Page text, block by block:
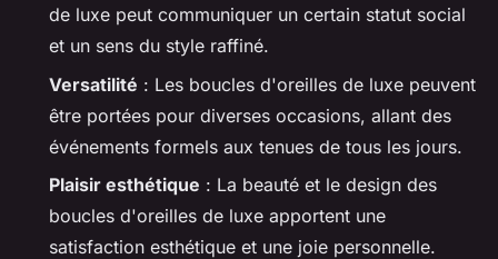
de luxe peut communiquer un certain statut social
et un sens du style raffiné.
Versatilité : Les boucles d'oreilles de luxe peuvent
être portées pour diverses occasions, allant des
événements formels aux tenues de tous les jours.
Plaisir esthétique : La beauté et le design des
boucles d'oreilles de luxe apportent une
satisfaction esthétique et une joie personnelle.